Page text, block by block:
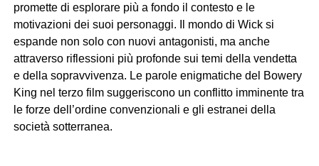
promette di esplorare più a fondo il contesto e le
motivazioni dei suoi personaggi. Il mondo di Wick si
espande non solo con nuovi antagonisti, ma anche
attraverso riflessioni più profonde sui temi della vendetta
e della sopravvivenza. Le parole enigmatiche del Bowery
King nel terzo film suggeriscono un conflitto imminente tra
le forze dell’ordine convenzionali e gli estranei della
società sotterranea.